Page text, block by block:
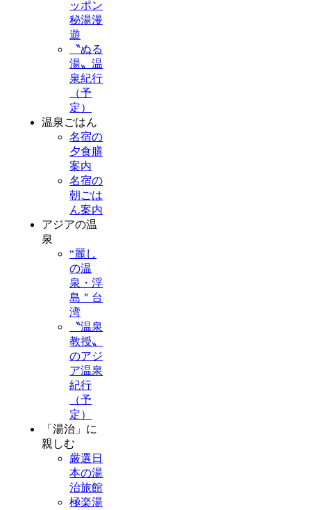
ッポン
秘湯漫
遊
〝ぬる
湯〟温
泉紀行
（予
定）
温泉ごはん
名宿の
夕食膳
案内
名宿の
朝ごは
ん案内
アジアの温
泉
“麗し
の温
泉・浮
島＂台
湾
〝温泉
教授〟
のアジ
ア温泉
紀行
（予
定）
「湯治」に
親しむ
厳選日
本の湯
治旅館
極楽湯